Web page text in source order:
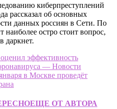
киберпреступлений
рассказал об основных
данных россиян в Сети. По
остро стоит вопрос,
даркнет.
эффективность
— Новости
в Москве проведёт
ЕЩЕ ОТ АВТОРА